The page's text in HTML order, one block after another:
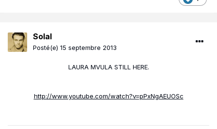
Solal
Posté(e) 15 septembre 2013
LAURA MVULA STILL HERE.
http://www.youtube.com/watch?v=pPxNgAEUOSc